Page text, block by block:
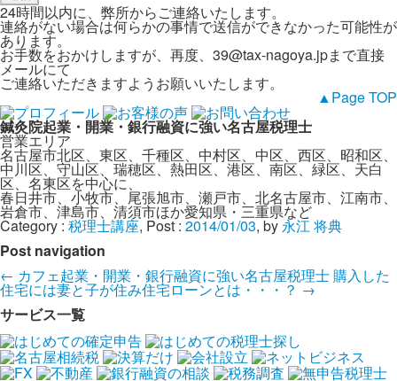
24時間以内に、弊所からご連絡いたします。
連絡がない場合は何らかの事情で送信ができなかった可能性が
あります。
お手数をおかけしますが、再度、 39@tax-nagoya.jpまで直接
メールにて
ご連絡いただきますようお願いいたします。
▲Page TOP
鍼灸院起業・開業・銀行融資に強い名古屋税理士
営業エリア
名古屋市北区、東区、千種区、中村区、中区、西区、昭和区、
中川区、守山区、瑞穂区、熱田区、港区、南区、緑区、天白
区、名東区を中心に、
春日井市、小牧市、尾張旭市、瀬戸市、北名古屋市、江南市、
岩倉市、津島市、清須市ほか愛知県・三重県など
Category :税理士講座, Post : 2014/01/03, by 永江 将典
Post navigation
← カフェ起業・開業・銀行融資に強い名古屋税理士購入した
住宅には妻と子が住み住宅ローンとは・・・？→
サービス一覧